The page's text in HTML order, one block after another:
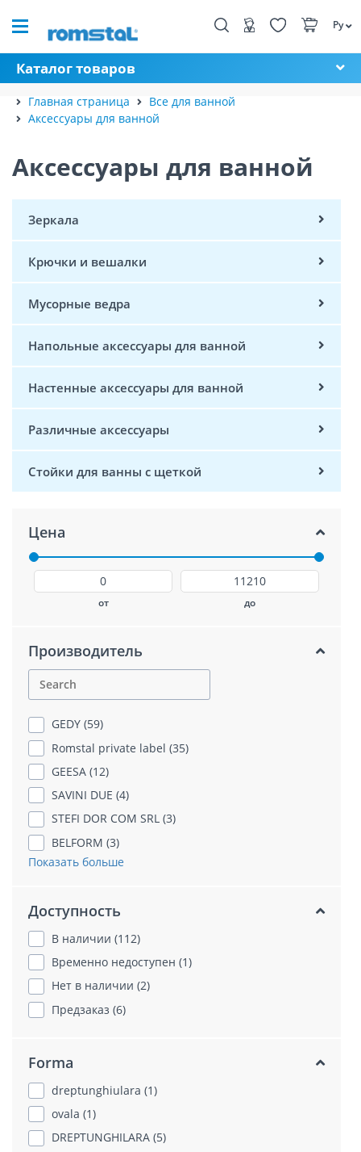
Ру
Каталог товаров
Главная страница
Все для ванной
Аксессуары для ванной
Аксессуары для ванной
Зеркала
Крючки и вешалки
Мусорные ведра
Напольные аксессуары для ванной
Настенные аксессуары для ванной
Различные аксессуары
Стойки для ванны с щеткой
Цена
от до
Производитель
GEDY (59)
Romstal private label (35)
GEESA (12)
SAVINI DUE (4)
STEFI DOR COM SRL (3)
BELFORM (3)
Показать больше
Доступность
В наличии (112)
Временно недоступен (1)
Нет в наличии (2)
Предзаказ (6)
Forma
dreptunghiulara (1)
ovala (1)
DREPTUNGHILARA (5)